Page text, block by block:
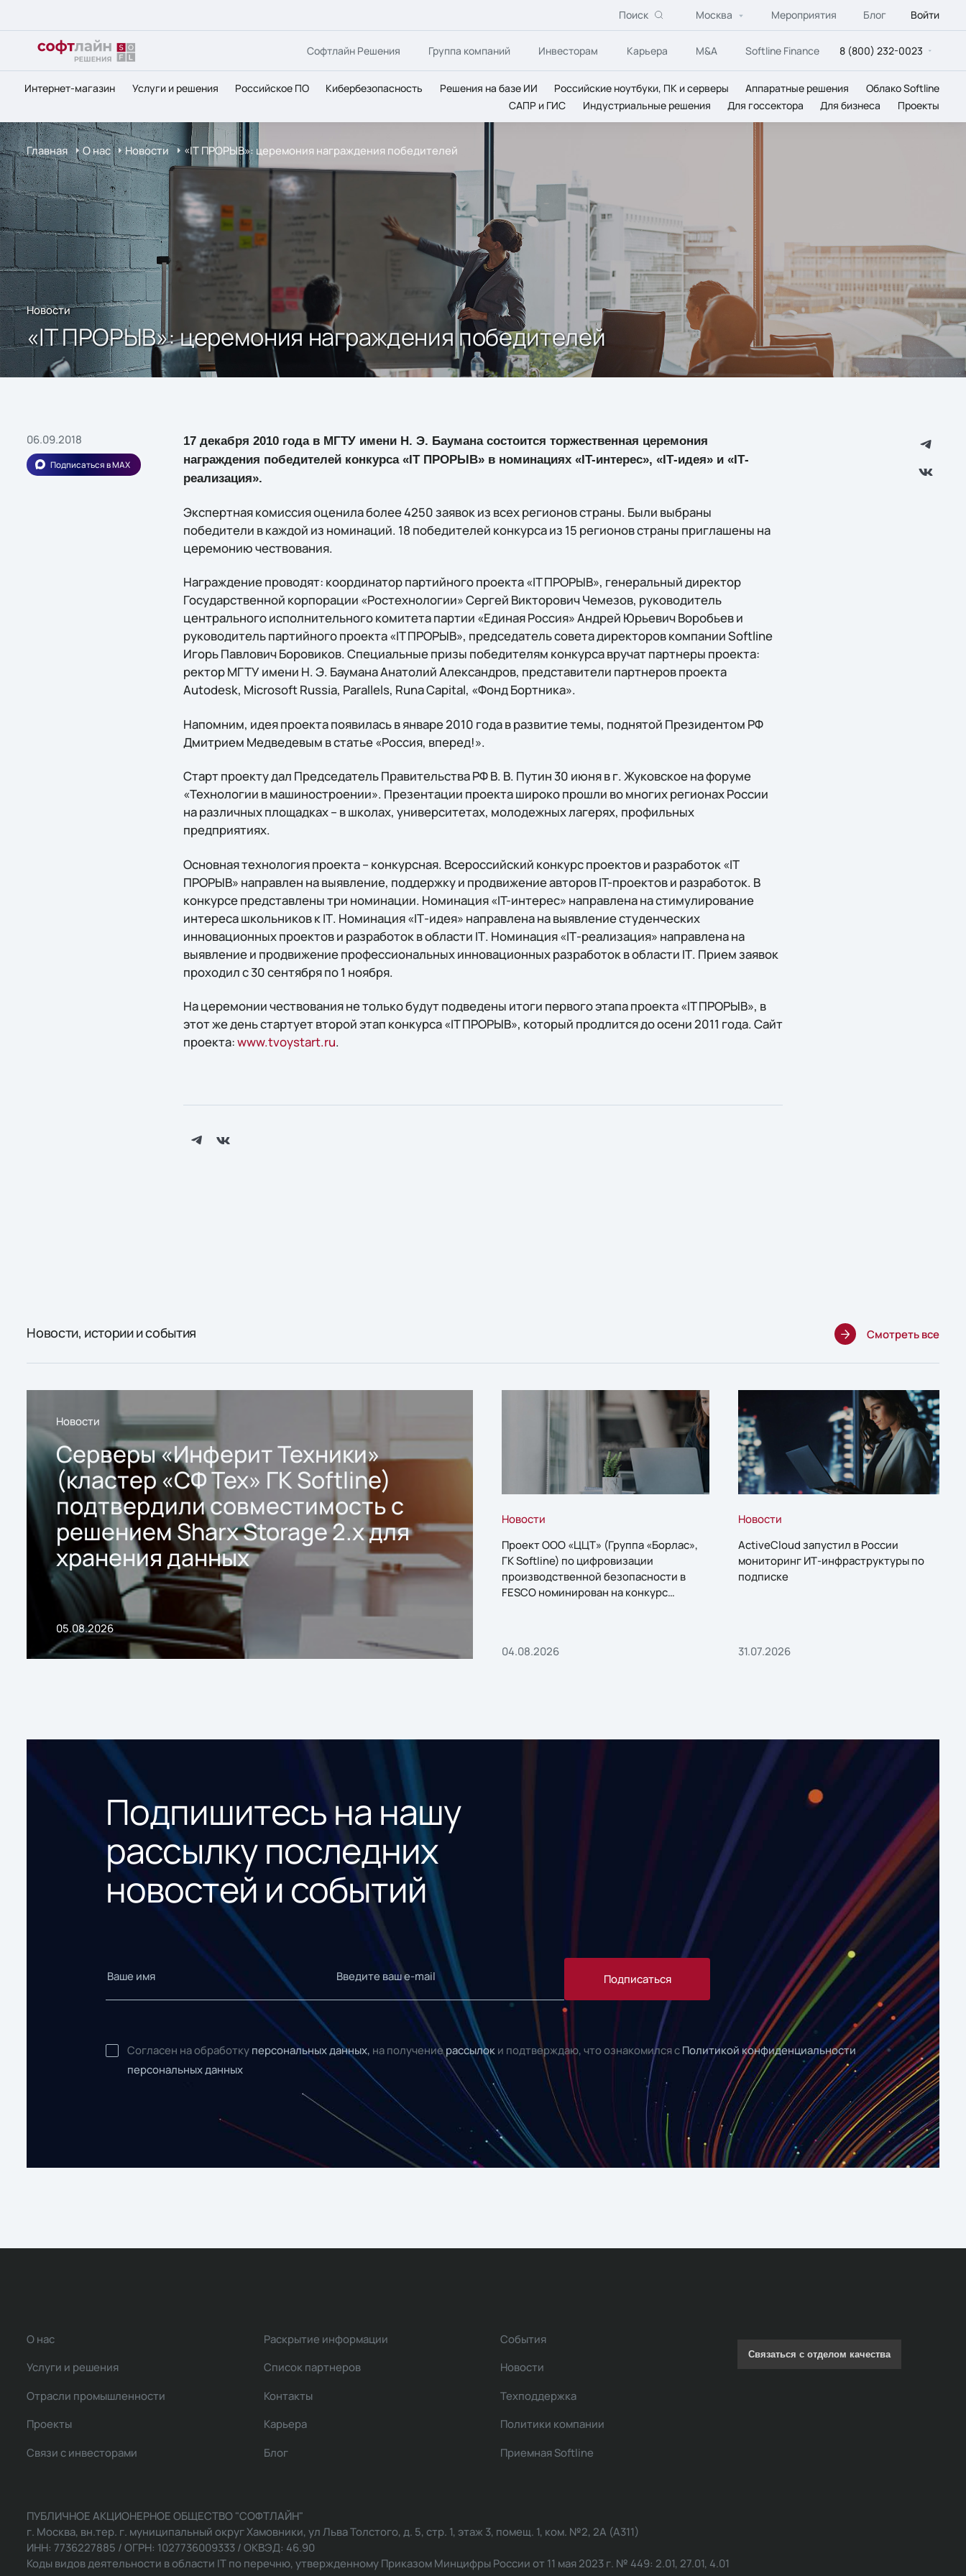
Поиск Москва Мероприятия Блог Войти
Софтлайн Решения Группа компаний Инвесторам Карьера M&A Softline Finance 8 (800) 232-0023
Интернет-магазин Услуги и решения Российское ПО Кибербезопасность Решения на базе ИИ Российские ноутбуки, ПК и серверы Аппаратные решения
Облако Softline
САПР и ГИС
Индустриальные решения Для госсектора Для бизнеса Проекты
Главная О нас Новости «IT ПРОРЫВ»: церемония награждения победителей
Новости
«IT ПРОРЫВ»: церемония награждения победителей
06.09.2018
Подписаться в MAX
17 декабря 2010 года в МГТУ имени Н. Э. Баумана состоится торжественная церемония
награждения победителей конкурса «IT ПРОРЫВ» в номинациях «IT-интерес», «IТ-идея» и «IТ-
реализация».
Экспертная комиссия оценила более 4250 заявок из всех регионов страны. Были выбраны
победители в каждой из номинаций. 18 победителей конкурса из 15 регионов страны приглашены на
церемонию чествования.
Награждение проводят: координатор партийного проекта «IT ПРОРЫВ», генеральный директор
Государственной корпорации «Ростехнологии» Сергей Викторович Чемезов, руководитель
центрального исполнительного комитета партии «Единая Россия» Андрей Юрьевич Воробьев и
руководитель партийного проекта «IT ПРОРЫВ», председатель совета директоров компании Softline
Игорь Павлович Боровиков. Специальные призы победителям конкурса вручат партнеры проекта:
ректор МГТУ имени Н. Э. Баумана Анатолий Александров, представители партнеров проекта
Autodesk, Microsoft Russia, Parallels, Runa Capital, «Фонд Бортника».
Напомним, идея проекта появилась в январе 2010 года в развитие темы, поднятой Президентом РФ
Дмитрием Медведевым в статье «Россия, вперед!».
Старт проекту дал Председатель Правительства РФ В. В. Путин 30 июня в г. Жуковское на форуме
«Технологии в машиностроении». Презентации проекта широко прошли во многих регионах России
на различных площадках – в школах, университетах, молодежных лагерях, профильных
предприятиях.
Основная технология проекта – конкурсная. Всероссийский конкурс проектов и разработок «IT
ПРОРЫВ» направлен на выявление, поддержку и продвижение авторов IT-проектов и разработок. В
конкурсе представлены три номинации. Номинация «IT-интерес» направлена на стимулирование
интереса школьников к IТ. Номинация «IТ-идея» направлена на выявление студенческих
инновационных проектов и разработок в области IТ. Номинация «IТ-реализация» направлена на
выявление и продвижение профессиональных инновационных разработок в области IТ. Прием заявок
проходил с 30 сентября по 1 ноября.
На церемонии чествования не только будут подведены итоги первого этапа проекта «IT ПРОРЫВ», в
этот же день стартует второй этап конкурса «IT ПРОРЫВ», который продлится до осени 2011 года. Сайт
проекта:www.tvoystart.ru.
Новости, истории и события Смотреть все
Новости
Серверы «Инферит Техники»
(кластер «СФ Тех» ГК Softline)
подтвердили совместимость с
решением Sharx Storage 2.x для
хранения данных
05.08.2026
Новости
Проект ООО «ЦЦТ» (Группа «Борлас»,
ГК Softline) по цифровизации
производственной безопасности в
FESCO номинирован на конкурс
04.08.2026
Новости
ActiveCloud запустил в России
мониторинг ИТ-инфраструктуры по
подписке
31.07.2026
Подпишитесь на нашу
рассылку последних
новостей и событий
Подписаться
Согласен на обработку персональных данных, на получениерассылок и подтверждаю, что ознакомился с Политикой конфиденциальности
персональных данных
О нас
Услуги и решения
Отрасли промышленности
Проекты
Связи с инвесторами
Раскрытие информации
Список партнеров
Контакты
Карьера
Блог
События
Новости
Техподдержка
Политики компании
Приемная Softline
Связаться с отделом качества
ПУБЛИЧНОЕ АКЦИОНЕРНОЕ ОБЩЕСТВО "СОФТЛАЙН"
г. Москва, вн.тер. г. муниципальный округ Хамовники, ул Льва Толстого, д. 5, стр. 1, этаж 3, помещ. 1, ком. №2, 2А (А311)
ИНН: 7736227885 / ОГРН: 1027736009333 / ОКВЭД: 46.90
Коды видов деятельности в области IT по перечню, утвержденному Приказом Минцифры России от 11 мая 2023 г. № 449: 2.01, 27.01, 4.01